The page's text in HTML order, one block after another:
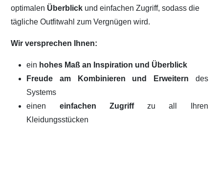
optimalen Überblick und einfachen Zugriff, sodass die
tägliche Outfitwahl zum Vergnügen wird.
Wir versprechen Ihnen:
ein hohes Maß an Inspiration und Überblick
Freude am Kombinieren und Erweitern des
Systems
einen einfachen Zugriffzu all Ihren
Kleidungsstücken